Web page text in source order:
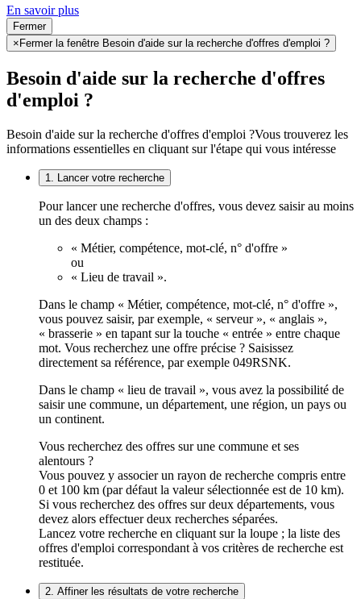
En savoir plus
Fermer
× Fermer la fenêtre Besoin d'aide sur la recherche d'offres d'emploi ?
Besoin d'aide sur la recherche d'offres
d'emploi ?
Besoin d'aide sur la recherche d'offres d'emploi ?Vous trouverez les
informations essentielles en cliquant sur l'étape qui vous intéresse
1. Lancer votre recherche
Pour lancer une recherche d'offres, vous devez saisir au moins
un des deux champs :
« Métier, compétence, mot-clé, n° d'offre »
ou
« Lieu de travail ».
Dans le champ « Métier, compétence, mot-clé, n° d'offre »,
vous pouvez saisir, par exemple, « serveur », « anglais »,
« brasserie » en tapant sur la touche « entrée » entre chaque
mot. Vous recherchez une offre précise ? Saisissez
directement sa référence, par exemple 049RSNK.
Dans le champ « lieu de travail », vous avez la possibilité de
saisir une commune, un département, une région, un pays ou
un continent.
Vous recherchez des offres sur une commune et ses
alentours ?
Vous pouvez y associer un rayon de recherche compris entre
0 et 100 km (par défaut la valeur sélectionnée est de 10 km).
Si vous recherchez des offres sur deux départements, vous
devez alors effectuer deux recherches séparées.
Lancez votre recherche en cliquant sur la loupe ; la liste des
offres d'emploi correspondant à vos critères de recherche est
restituée.
2. Affiner les résultats de votre recherche